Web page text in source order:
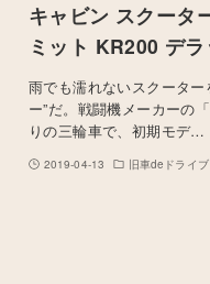
キャビン スクータ
ミット KR200 デ
雨でも濡れないスクータ
ー”だ。戦闘機メーカーの
りの三輪車で、初期モデ…
2019-04-13 旧車deドライブ